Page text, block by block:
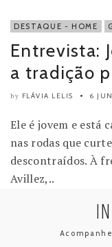
DESTAQUE - HOME
Entrevista:
a tradição
by FLÁVIA LELIS 6
Ele é jovem e está
nas rodas que
descontraídos. À
Avillez,..